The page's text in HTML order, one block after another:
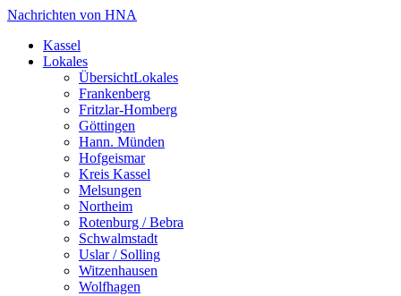
Nachrichten von HNA
Kassel
Lokales
ÜbersichtLokales
Frankenberg
Fritzlar-Homberg
Göttingen
Hann. Münden
Hofgeismar
Kreis Kassel
Melsungen
Northeim
Rotenburg / Bebra
Schwalmstadt
Uslar / Solling
Witzenhausen
Wolfhagen